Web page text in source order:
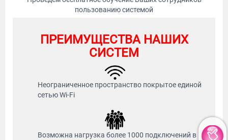
пользованию системой
ПРЕИМУЩЕСТВА НАШИХ
СИСТЕМ
Неограниченное пространство покрытое единой
сетью Wi-Fi
Возможна нагрузка более 1000 подключений в